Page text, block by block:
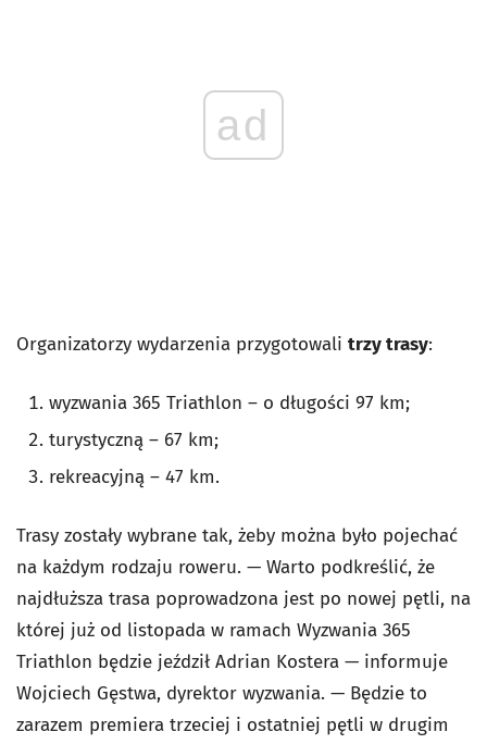
ad
Organizatorzy wydarzenia przygotowali trzy trasy:
wyzwania 365 Triathlon – o długości 97 km;
turystyczną – 67 km;
rekreacyjną – 47 km.
Trasy zostały wybrane tak, żeby można było pojechać
na każdym rodzaju roweru. — Warto podkreślić, że
najdłuższa trasa poprowadzona jest po nowej pętli, na
której już od listopada w ramach Wyzwania 365
Triathlon będzie jeździł Adrian Kostera — informuje
Wojciech Gęstwa, dyrektor wyzwania. — Będzie to
zarazem premiera trzeciej i ostatniej pętli w drugim